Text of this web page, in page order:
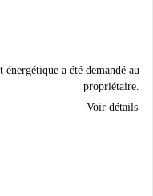
a été demandé au
propriétaire.
Voir détails